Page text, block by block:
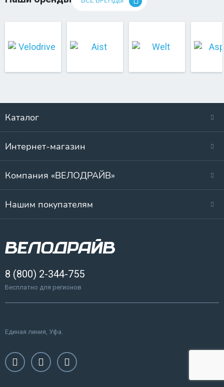
Каталог
Интернет-магазин
Компания «ВЕЛОДРАЙВ»
Нашим покупателям
8 (800) 2-344-755
Бесплатно для регионов
Единая линия, Уфа.